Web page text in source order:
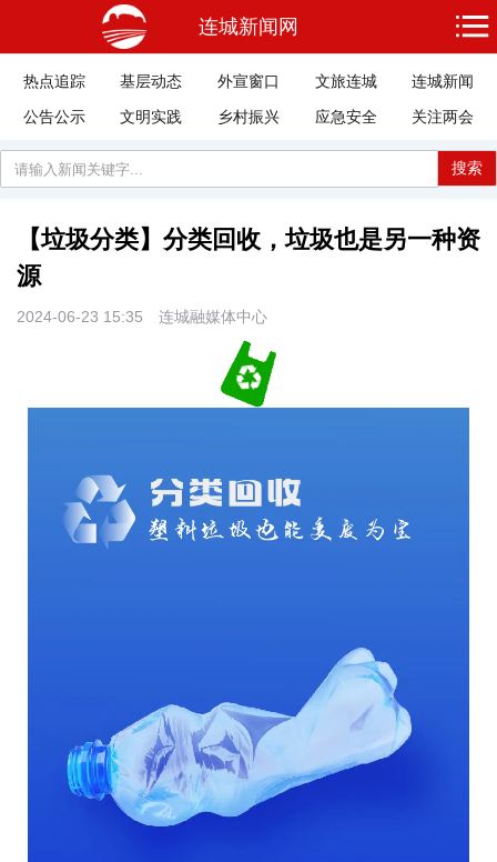
连城新闻网
热点追踪 基层动态 外宣窗口 文旅连城
连城新闻
公告公示
文明实践 乡村振兴 应急安全 关注两会
搜索
【垃圾分类】分类回收，垃圾也是另一种资
源
2024-06-23 15:35 连城融媒体中心